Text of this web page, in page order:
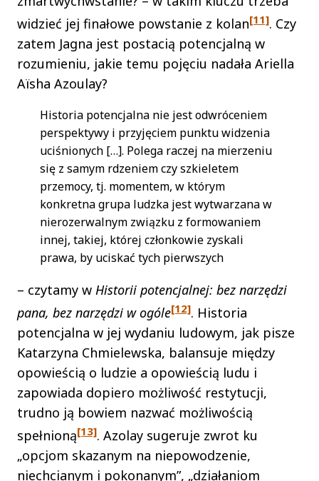
widzieć jej finałowe powstanie z kolan[11]. Czy
zatem Jagna jest postacią potencjalną w
rozumieniu, jakie temu pojęciu nadała Ariella
Aïsha Azoulay?
Historia potencjalna nie jest odwróceniem
perspektywy i przyjęciem punktu widzenia
uciśnionych […]. Polega raczej na mierzeniu
się z samym rdzeniem czy szkieletem
przemocy, tj. momentem, w którym
konkretna grupa ludzka jest wytwarzana w
nierozerwalnym związku z formowaniem
innej, takiej, której członkowie zyskali
prawa, by uciskać tych pierwszych
– czytamy w Historii potencjalnej: bez narzędzi
pana, bez narzędzi w ogóle[12]. Historia
potencjalna w jej wydaniu ludowym, jak pisze
Katarzyna Chmielewska, balansuje między
opowieścią o ludzie a opowieścią ludu i
zapowiada dopiero możliwość restytucji,
trudno ją bowiem nazwać możliwością
spełnioną[13]. Azolay sugeruje zwrot ku
„opcjom skazanym na niepowodzenie,
niechcianym i pokonanym”, „działaniom